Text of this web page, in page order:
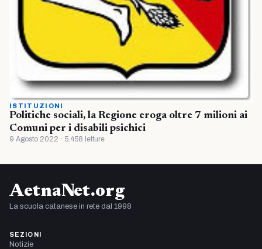
ISTITUZIONI
Politiche sociali, la Regione eroga oltre 7 milioni ai
Comuni per i disabili psichici
9 Agosto 2022 · 5.458 letture
AetnaNet.org
La scuola catanese in rete dal 1998
SEZIONI
Notizie